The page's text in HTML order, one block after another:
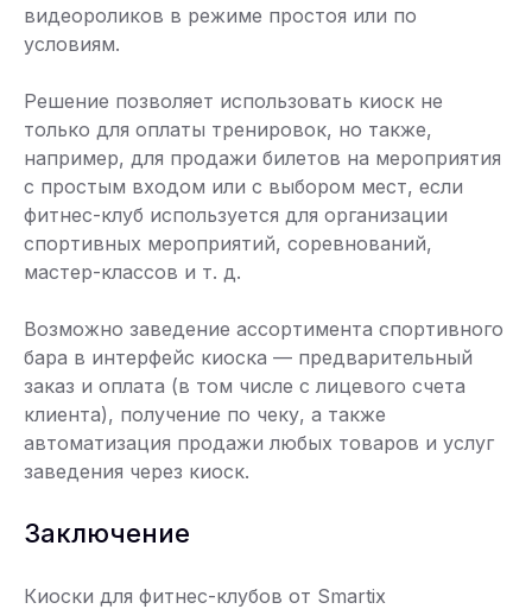
видеороликов в режиме простоя или по
условиям.
Решение позволяет использовать киоск не
только для оплаты тренировок, но также,
например, для продажи билетов на мероприятия
с простым входом или с выбором мест, если
фитнес-клуб используется для организации
спортивных мероприятий, соревнований,
мастер-классов и т. д.
Возможно заведение ассортимента спортивного
бара в интерфейс киоска — предварительный
заказ и оплата (в том числе с лицевого счета
клиента), получение по чеку, а также
автоматизация продажи любых товаров и услуг
заведения через киоск.
Заключение
Киоски для фитнес-клубов от Smartix